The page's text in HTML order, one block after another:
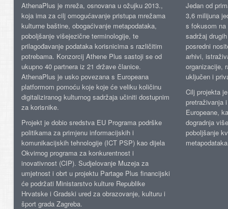
AthenaPlus je mreža, osnovana u ožujku 2013.,
koja ima za cilj omogućavanje pristupa mrežama
kulturne baštine, obogaćivanje metapodataka,
poboljšanje višejezične terminologije, te
prilagođavanje podataka korisnicima s različitim
potrebama. Konzorcij Athene Plus sastoji se od
ukupno 40 partnera iz 21 države članice.
AthenaPlus je usko povezana s Europeana
platformom pomoću koje koje će veliku količinu
digitaliziranog kulturnog sadržaja učiniti dostupnim
za korisnike.
Projekt je dobio sredstva EU Programa podrške
politikama za primjenu informacijskih i
komunikacijskih tehnologije (ICT PSP) kao dijela
Okvirnog programa za konkurentnost i
inovativnost (CIP). Sudjelovanje Muzeja za
umjetnost i obrt u projektu Partage Plus financijski
će podržati Ministarstvo kulture Republike
Hrvatske i Gradski ured za obrazovanje, kulturu i
šport grada Zagreba.
Jedan od
3,6 milijuna
s fokusom
sadržaj
posredni
arhivi,
organizacije,
uključen i
Cilj projekta
pretraživanja
Europeane,
dogradnja
poboljšanje